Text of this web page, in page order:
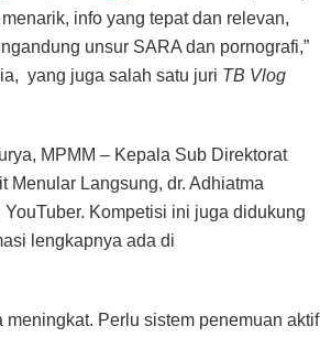
info yang tepat dan relevan,
unsur SARA dan pornografi,”
yang juga salah satu juri TB Vlog
MPMM – Kepala Sub Direktorat
Langsung, dr. Adhiatma
Kompetisi ini juga didukung
lengkapnya ada di
Perlu sistem penemuan aktif